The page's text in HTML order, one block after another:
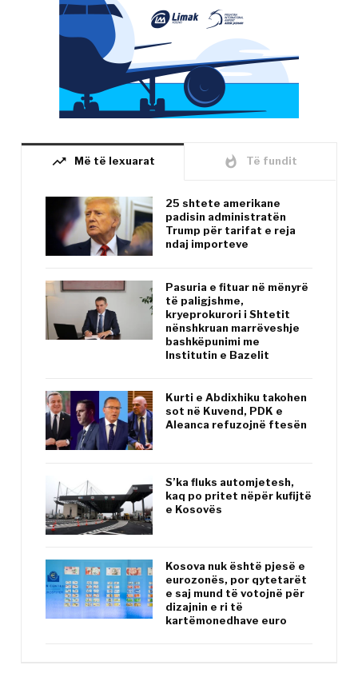
trending_up Më të lexuarat whatshot Të fundit
25 shtete amerikane
padisin administratën
Trump për tarifat e reja
ndaj importeve
Pasuria e fituar në mënyrë
të paligjshme,
kryeprokurori i Shtetit
nënshkruan marrëveshje
bashkëpunimi me
Institutin e Bazelit
Kurti e Abdixhiku takohen
sot në Kuvend, PDK e
Aleanca refuzojnë ftesën
S’ka fluks automjetesh,
kaq po pritet nëpër kufijtë
e Kosovës
Kosova nuk është pjesë e
eurozonës, por qytetarët
e saj mund të votojnë për
dizajnin e ri të
kartëmonedhave euro